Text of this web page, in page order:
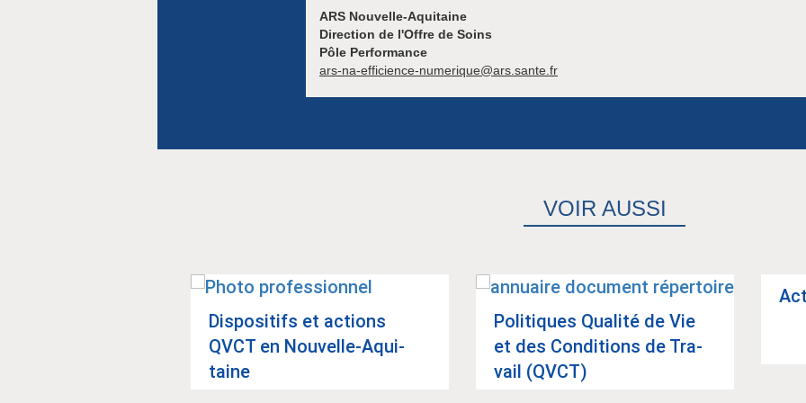
ARS Nouvelle-Aquitaine
Direction de l'Offre de Soins
Pôle Performance
ars-na-efficience-numerique@ars.sante.fr
VOIR AUSSI
Dis­po­si­tifs et actions
QVCT en Nou­velle-Aqui­
taine
Poli­tiques Qua­lité de Vie
et des Condi­tions de Tra­
vail (QVCT)